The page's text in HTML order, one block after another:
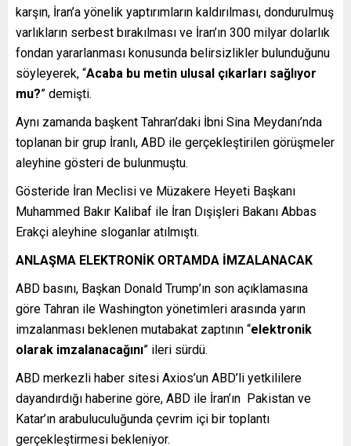
karşın, İran’a yönelik yaptırımların kaldırılması, dondurulmuş
varlıkların serbest bırakılması ve İran’ın 300 milyar dolarlık
fondan yararlanması konusunda belirsizlikler bulunduğunu
söyleyerek, “Acaba bu metin ulusal çıkarları sağlıyor
mu?” demişti.
Aynı zamanda başkent Tahran’daki İbni Sina Meydanı’nda
toplanan bir grup İranlı, ABD ile gerçekleştirilen görüşmeler
aleyhine gösteri de bulunmuştu.
Gösteride İran Meclisi ve Müzakere Heyeti Başkanı
Muhammed Bakır Kalibaf ile İran Dışişleri Bakanı Abbas
Erakçi aleyhine sloganlar atılmıştı.
ANLAŞMA ELEKTRONİK ORTAMDA İMZALANACAK
ABD basını, Başkan Donald Trump’ın son açıklamasına
göre Tahran ile Washington yönetimleri arasında yarın
imzalanması beklenen mutabakat zaptının “elektronik
olarak imzalanacağını” ileri sürdü.
ABD merkezli haber sitesi Axios’un ABD’li yetkililere
dayandırdığı haberine göre, ABD ile İran’ın Pakistan ve
Katar’ın arabuluculuğunda çevrim içi bir toplantı
gerçekleştirmesi bekleniyor.